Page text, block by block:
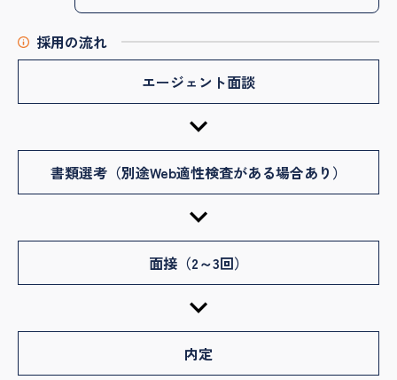
採用の流れ
エージェント面談
書類選考（別途Web適性検査がある場合あり）
面接（2～3回）
内定